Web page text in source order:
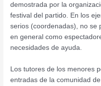
demostrada por la
festival del partido. En los
serios (coordenadas), no se
en general como
necesidades de ayuda.
Los tutores de los menores
entradas de la comunidad